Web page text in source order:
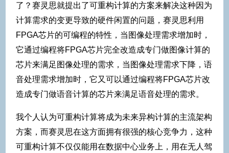
了？赛灵思就提出了可重构计算的方案来解决这种因为
计算需求的变更导致的硬件闲置的问题，赛灵思利用
FPGA芯片的可编程的特性，当图像处理需求增加时，
它通过编程将FPGA芯片完全改造成专门做图像计算的
芯片来满足图像处理的需求，当图像处理需求下降，语
音处理需求增加时，它又可以通过编程将FPGA芯片改
造成专门做语音计算的芯片来满足语音处理的需求。
我个人认为可重构计算将成为未来异构计算的主流架构
方案，而赛灵思在这方面拥有很强的核心竞争力，这种
可重构计算不仅仅能用在数据中心业务上，用在无人驾